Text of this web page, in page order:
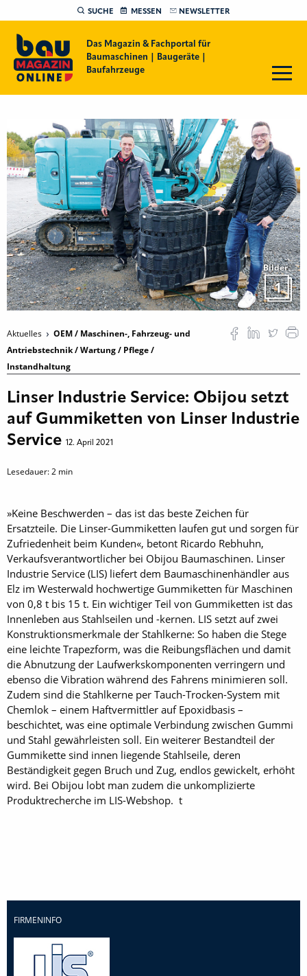
SUCHE MESSEN NEWSLETTER
Das Magazin & Fachportal für
Baumaschinen | Baugeräte |
Baufahrzeuge
Bilder
1
Aktuelles
OEM / Maschinen-, Fahrzeug- und
Antriebstechnik / Wartung / Pflege /
Instandhaltung
Linser Industrie Service: Obijou setzt
auf Gummiketten von Linser Industrie
Service 12. April 2021
Lesedauer:2 min
»Keine Beschwerden – das ist das beste Zeichen für
Ersatzteile. Die Linser-Gummiketten laufen gut und sorgen für
Zufriedenheit beim Kunden«, betont Ricardo Rebhuhn,
Verkaufsverantwortlicher bei Obijou Baumaschinen. Linser
Industrie Service (LIS) liefert dem Baumaschinen­händler aus
Elz im Westerwald hochwertige Gummiketten für Maschinen
von 0,8 t bis 15 t. Ein wichtiger Teil von Gummiketten ist das
Innenleben aus Stahlseilen und -kernen. LIS setzt auf zwei
Konstruktionsmerkmale der Stahlkerne: So haben die Stege
eine leichte Trapezform, was die Reibungsflächen und damit
die Abnutzung der Laufwerkskomponenten verringern und
ebenso die Vibration während des Fahrens minimieren soll.
Zudem sind die Stahlkerne per Tauch-Trocken-System mit
Chemlok – einem Haftvermittler auf Epoxidbasis –
beschichtet, was eine optimale Verbindung zwischen Gummi
und Stahl gewährleisten soll. Ein weiterer Bestandteil der
Gummikette sind innen liegende Stahlseile, deren
Beständigkeit gegen Bruch und Zug, endlos gewickelt, erhöht
wird. Bei Obijou lobt man zudem die unkomplizierte
Produktrecherche im LIS-Webshop. t
FIRMENINFO